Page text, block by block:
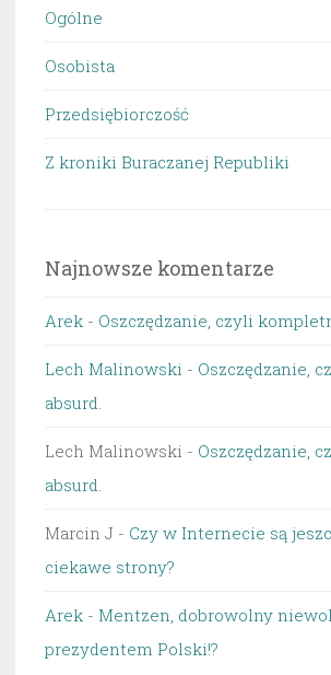
Ogólne
Osobista
Przedsiębiorczość
Z kroniki Buraczanej Republiki
Najnowsze komentarze
Arek - Oszczędzanie, czyli
Lech Malinowski - Oszczędzanie,
absurd.
Lech Malinowski - Oszczędzanie,
absurd.
Marcin J - Czy w Internecie są
ciekawe strony?
Arek - Mentzen, dobrowolny
prezydentem Polski!?